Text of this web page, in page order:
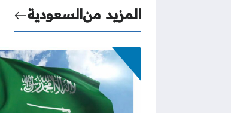
المزيد منالسعودية